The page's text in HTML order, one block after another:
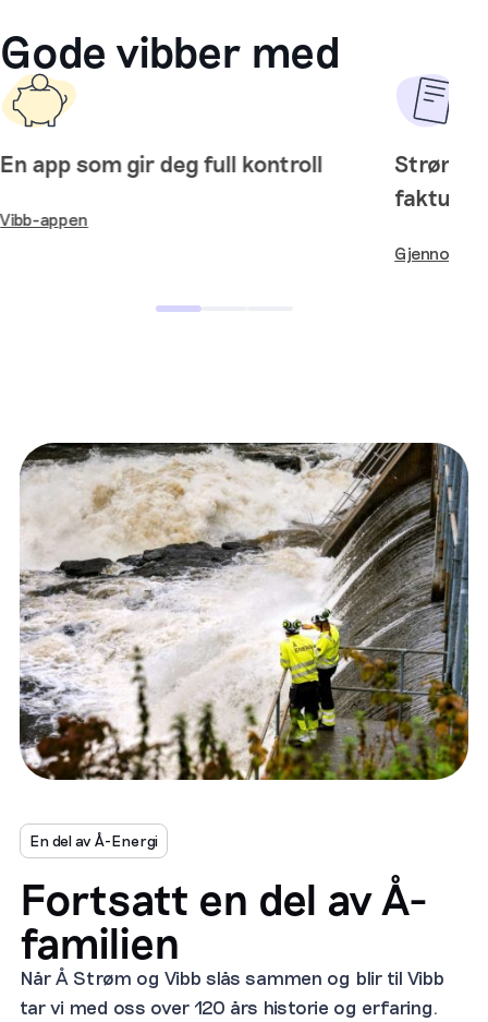
Gode vibber med
En app som gir deg full kontroll
Vibb-appen
Strøm
faktura
En del av Å-Energi
Fortsatt en del av Å-
familien
Når Å Strøm og Vibb slås sammen og blir til Vibb
tar vi med oss over 120 års historie og erfaring.